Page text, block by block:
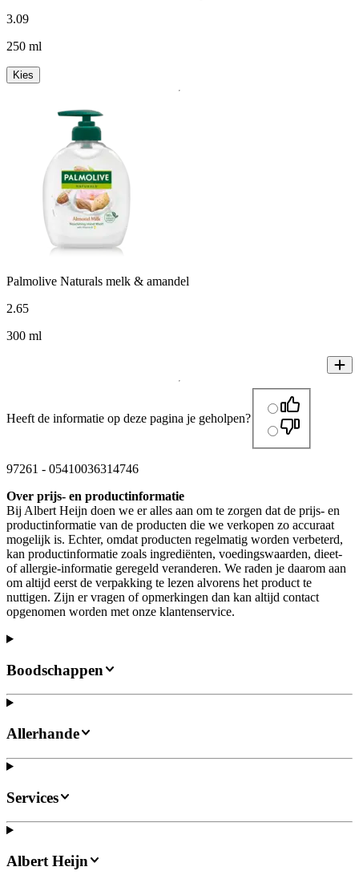
3.09
250 ml
Kies
Palmolive Naturals melk & amandel
2.65
300 ml
Heeft de informatie op deze pagina je geholpen?
97261 - 05410036314746
Over prijs- en productinformatie
Bij Albert Heijn doen we er alles aan om te zorgen dat de prijs- en
productinformatie van de producten die we verkopen zo accuraat
mogelijk is. Echter, omdat producten regelmatig worden verbeterd,
kan productinformatie zoals ingrediënten, voedingswaarden, dieet-
of allergie-informatie geregeld veranderen. We raden je daarom aan
om altijd eerst de verpakking te lezen alvorens het product te
nuttigen. Zijn er vragen of opmerkingen dan kan altijd contact
opgenomen worden met onze klantenservice.
Boodschappen
Allerhande
Services
Albert Heijn